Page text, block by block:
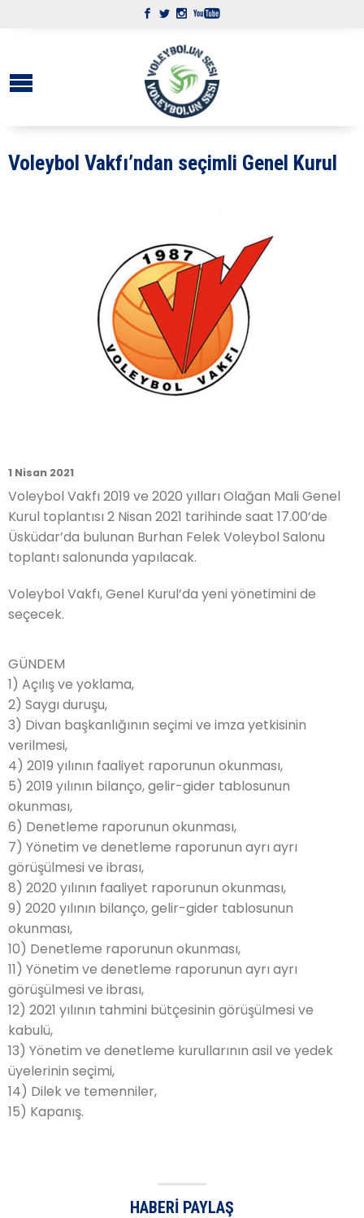
Voleybol Vakfı’ndan seçimli Genel Kurul
1 Nisan 2021
Voleybol Vakfı 2019 ve 2020 yılları Olağan Mali Genel
Kurul toplantısı 2 Nisan 2021 tarihinde saat 17.00’de
Üsküdar’da bulunan Burhan Felek Voleybol Salonu
toplantı salonunda yapılacak.
Voleybol Vakfı, Genel Kurul’da yeni yönetimini de
seçecek.
GÜNDEM
1) Açılış ve yoklama,
2) Saygı duruşu,
3) Divan başkanlığının seçimi ve imza yetkisinin
verilmesi,
4) 2019 yılının faaliyet raporunun okunması,
5) 2019 yılının bilanço, gelir-gider tablosunun
okunması,
6) Denetleme raporunun okunması,
7) Yönetim ve denetleme raporunun ayrı ayrı
görüşülmesi ve ibrası,
8) 2020 yılının faaliyet raporunun okunması,
9) 2020 yılının bilanço, gelir-gider tablosunun
okunması,
10) Denetleme raporunun okunması,
11) Yönetim ve denetleme raporunun ayrı ayrı
görüşülmesi ve ibrası,
12) 2021 yılının tahmini bütçesinin görüşülmesi ve
kabulü,
13) Yönetim ve denetleme kurullarının asil ve yedek
üyelerinin seçimi,
14) Dilek ve temenniler,
15) Kapanış.
HABERI PAYLAŞ